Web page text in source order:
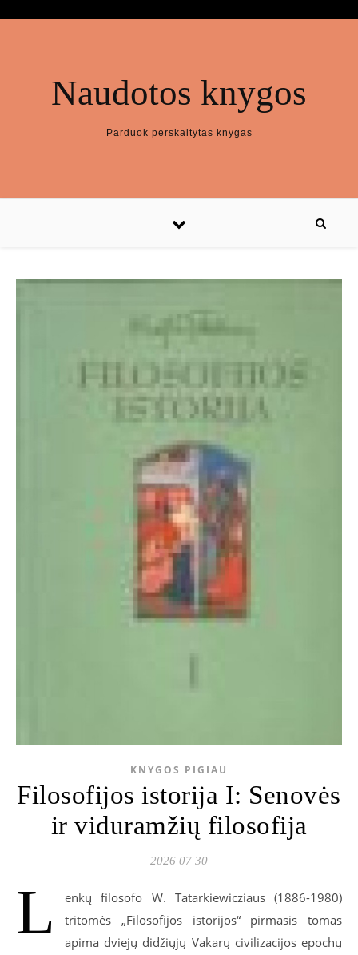
Naudotos knygos
Parduok perskaitytas knygas
KNYGOS PIGIAU
Filosofijos istorija I: Senovės
ir viduramžių filosofija
2026 07 30
L
enkų filosofo W. Tatarkiewicziaus (1886-1980)
tritomės „Filosofijos istorijos“ pirmasis tomas
apima dviejų didžiųjų Vakarų civilizacijos epochų